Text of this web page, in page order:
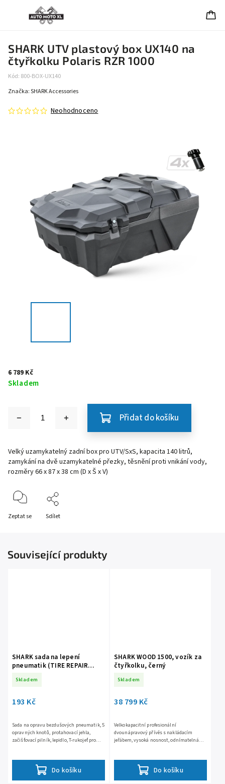
SHARK UTV plastový box UX140 na
čtyřkolku Polaris RZR 1000
Kód: 800-BOX-UX140
Neohodnoceno
Značka:SHARK Accessories
6 789 Kč
Skladem
Přidat do košíku
Velký uzamykatelný zadní box pro UTV/SxS, kapacita 140 litrů,
zamykání na dvě uzamykatelné přezky, těsnění proti vnikání vody,
rozměry 66 x 87 x 38 cm (D x Š x V)
Zeptat se Sdílet
Související produkty
SHARK sada na lepení
pneumatik (TIRE REPAIR
Skladem
193 Kč
Do košíku
Sada na opravu bezdušových pneumatik, 5
opravných knotů, protahovací jehla,
začišťovací pilník, lepidlo, T-rukojeť pro
SHARK WOOD 1500, vozík za
čtyřkolku, černý
Skladem
38 799 Kč
Do košíku
Velkokapacitní profesionální
dvounápravový přívěs s nakládacím
jeřábem, vysoká nosnost, odnímatelná